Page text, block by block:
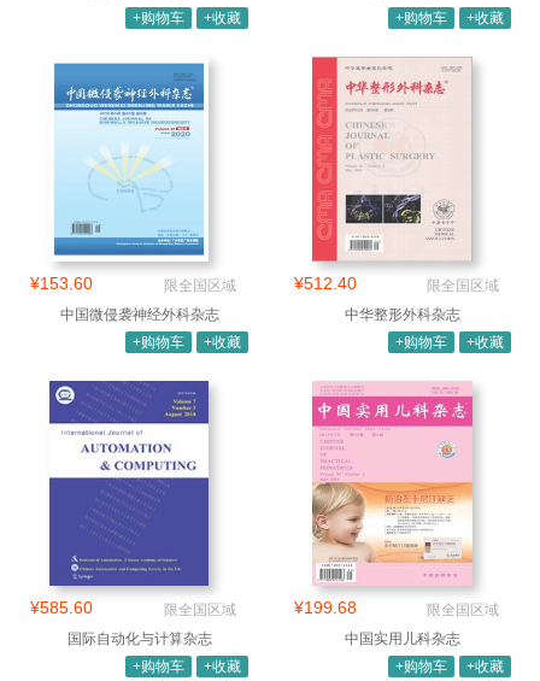
+购物车
+收藏
+购物车
+收藏
¥153.60
限全国区域
中国微侵袭神经外科杂志
+购物车
+收藏
¥512.40
限全国区域
中华整形外科杂志
+购物车
+收藏
¥585.60
限全国区域
国际自动化与计算杂志
+购物车
+收藏
¥199.68
限全国区域
中国实用儿科杂志
+购物车
+收藏